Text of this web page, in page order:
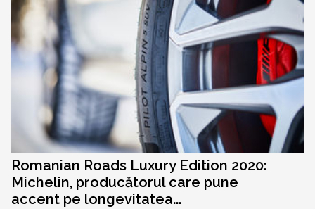
Romanian Roads Luxury Edition 2020:
Michelin, producătorul care pune
accent pe longevitatea...